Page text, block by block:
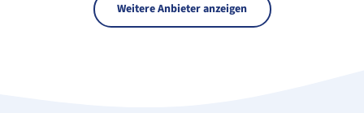
Weitere Anbieter anzeigen